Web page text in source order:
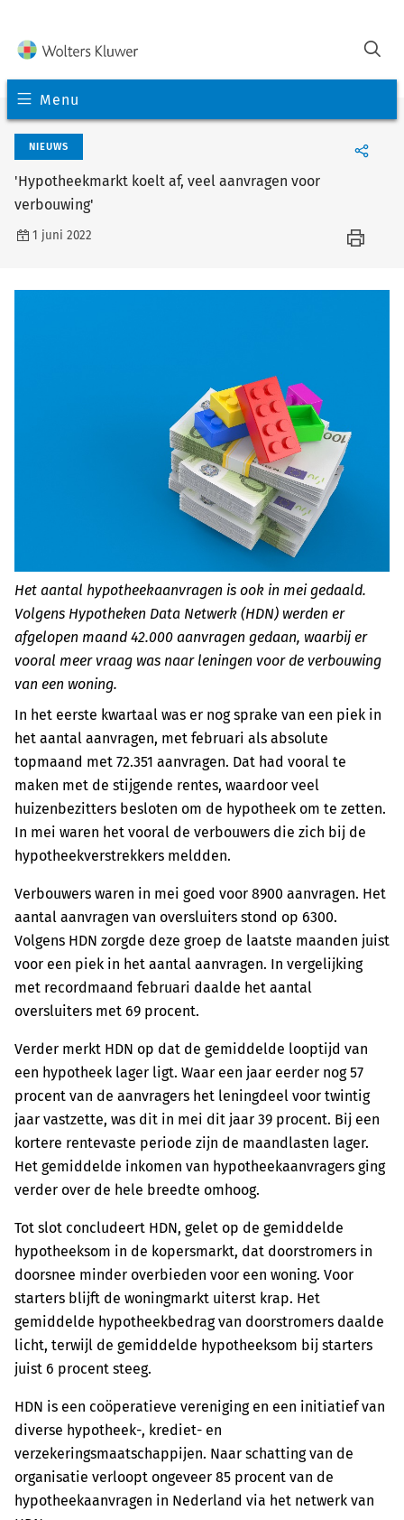
Menu
NIEUWS
'Hypotheekmarkt koelt af, veel aanvragen voor
verbouwing'
1 juni 2022
Het aantal hypotheekaanvragen is ook in mei gedaald.
Volgens Hypotheken Data Netwerk (HDN) werden er
afgelopen maand 42.000 aanvragen gedaan, waarbij er
vooral meer vraag was naar leningen voor de verbouwing
van een woning.
In het eerste kwartaal was er nog sprake van een piek in
het aantal aanvragen, met februari als absolute
topmaand met 72.351 aanvragen. Dat had vooral te
maken met de stijgende rentes, waardoor veel
huizenbezitters besloten om de hypotheek om te zetten.
In mei waren het vooral de verbouwers die zich bij de
hypotheekverstrekkers meldden.
Verbouwers waren in mei goed voor 8900 aanvragen. Het
aantal aanvragen van oversluiters stond op 6300.
Volgens HDN zorgde deze groep de laatste maanden juist
voor een piek in het aantal aanvragen. In vergelijking
met recordmaand februari daalde het aantal
oversluiters met 69 procent.
Verder merkt HDN op dat de gemiddelde looptijd van
een hypotheek lager ligt. Waar een jaar eerder nog 57
procent van de aanvragers het leningdeel voor twintig
jaar vastzette, was dit in mei dit jaar 39 procent. Bij een
kortere rentevaste periode zijn de maandlasten lager.
Het gemiddelde inkomen van hypotheekaanvragers ging
verder over de hele breedte omhoog.
Tot slot concludeert HDN, gelet op de gemiddelde
hypotheeksom in de kopersmarkt, dat doorstromers in
doorsnee minder overbieden voor een woning. Voor
starters blijft de woningmarkt uiterst krap. Het
gemiddelde hypotheekbedrag van doorstromers daalde
licht, terwijl de gemiddelde hypotheeksom bij starters
juist 6 procent steeg.
HDN is een coöperatieve vereniging en een initiatief van
diverse hypotheek-, krediet- en
verzekeringsmaatschappijen. Naar schatting van de
organisatie verloopt ongeveer 85 procent van de
hypotheekaanvragen in Nederland via het netwerk van